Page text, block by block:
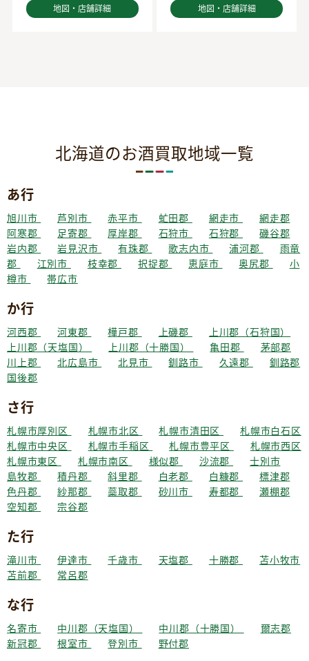
地図・店舗詳細 地図・店舗詳細
北海道のお酒買取地域一覧
あ行
旭川市 芦別市 赤平市 虻田郡 網走市
網走郡
阿寒郡
足寄郡 厚岸郡 石狩市 石狩郡
磯谷郡
岩内郡
岩見沢市 有珠郡 歌志内市 浦河郡
雨竜
郡
江別市 枝幸郡 択捉郡 恵庭市 奥尻郡
小
樽市
帯広市
か行
河西郡 河東郡 樺戸郡 上磯郡
上川郡（石狩国）
上川郡（天塩国）
上川郡（十勝国） 亀田郡
茅部郡
川上郡
北広島市 北見市 釧路市 久遠郡
釧路郡
国後郡
さ行
札幌市厚別区 札幌市北区 札幌市清田区
札幌市白石区
札幌市中央区
札幌市手稲区 札幌市豊平区
札幌市西区
札幌市東区
札幌市南区 様似郡 沙流郡
士別市
島牧郡
積丹郡 斜里郡 白老郡 白糠郡
標津郡
色丹郡
紗那郡 蘂取郡 砂川市 寿都郡
瀬棚郡
空知郡
宗谷郡
た行
滝川市 伊達市 千歳市 天塩郡 十勝郡
苫小牧市
苫前郡
常呂郡
な行
名寄市 中川郡（天塩国） 中川郡（十勝国）
爾志郡
新冠郡
根室市 登別市 野付郡